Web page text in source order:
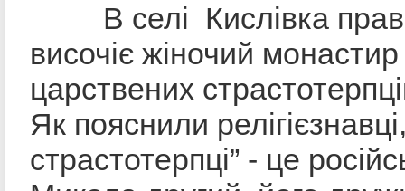
В селі Кислівка
височіє жіночий
царствених
Як пояснили
страстотерпці” - це